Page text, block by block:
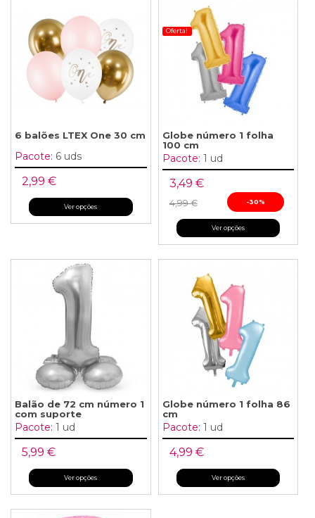
6 balões LTEX One 30 cm
Pacote: 6 uds
2,99 €
Ver opções
Oferta!
Globe número 1 folha
100 cm
Pacote: 1 ud
3,49 €
4,99 € -30%
Ver opções
Balão de 72 cm número 1
com suporte
Pacote: 1 ud
5,99 €
Ver opções
Globe número 1 folha 86
cm
Pacote: 1 ud
4,99 €
Ver opções